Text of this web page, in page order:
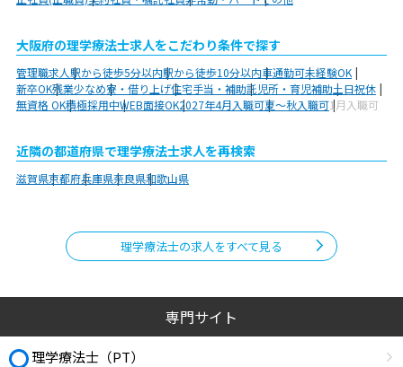
大阪府の理学療法士求人をこだわり条件で探す
管理職求人駅から徒歩5分以内駅から徒歩10分以内車通勤可未経験OK
新卒OK残業少なめ寮・借り上げ住宅手当・補助託児所・育児補助土日祝休
無資格 OK積極採用中WEB面接OK2027年4月入職可夏～秋入職可1月入職可
近隣の都道府県で理学療法士求人を再検索
滋賀県京都府兵庫県奈良県和歌山県
理学療法士の求人をすべて見る
専門サイト
理学療法士（PT）